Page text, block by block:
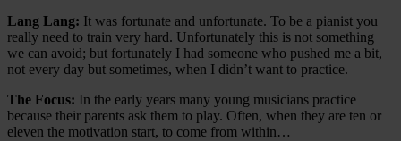
Lang Lang: It was fortunate and unfortunate. To be a pianist you
really need to train very hard. Unfortunately this is not something
we can avoid; but fortunately I had someone who pushed me a bit,
not every day but sometimes, when I didn’t want to practice.
The Focus: In the early years many young musicians practice
because their parents ask them to play. Often, when they are ten or
eleven the motivation start, to come from within…